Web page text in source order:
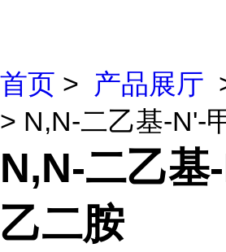
首页 > 产品展厅
> N,N-二乙基-N'-
N,N-二乙基
乙二胺